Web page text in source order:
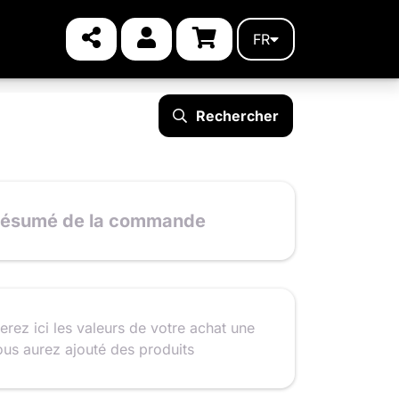
FR
Rechercher
de la commande
ici les valeurs de votre achat une
aurez ajouté des produits